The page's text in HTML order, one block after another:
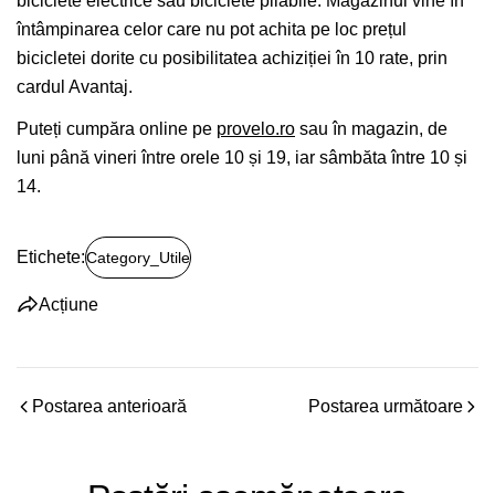
întâmpinarea celor care nu pot achita pe loc prețul
bicicletei dorite cu posibilitatea achiziției în 10 rate, prin
cardul Avantaj.
Puteți cumpăra online pe provelo.ro sau în magazin, de
luni până vineri între orele 10 și 19, iar sâmbăta între 10 și
14.
Etichete:Category_Utile
Acțiune
Postarea anterioară Postarea următoare